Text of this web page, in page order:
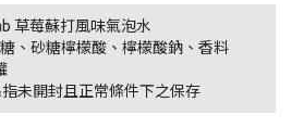
草莓蘇打風味氣泡水
、砂糖檸檬酸、檸檬酸鈉、香料
未開封且正常條件下之保存